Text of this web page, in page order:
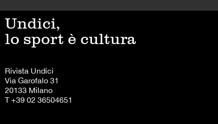
Undici,
lo sport è cultura
Rivista Undici
Via Garofalo 31
20133 Milano
T +39 02 36504651